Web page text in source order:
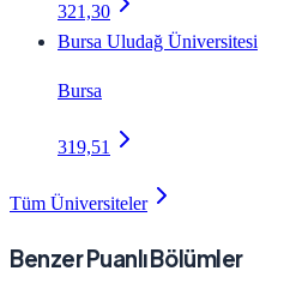
321,30
Bursa Uludağ Üniversitesi
Bursa
319,51
Tüm Üniversiteler
Benzer Puanlı Bölümler